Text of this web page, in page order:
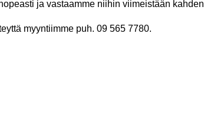
ja vastaamme niihin viimeistään kahden
myyntiimme puh. 09 565 7780.